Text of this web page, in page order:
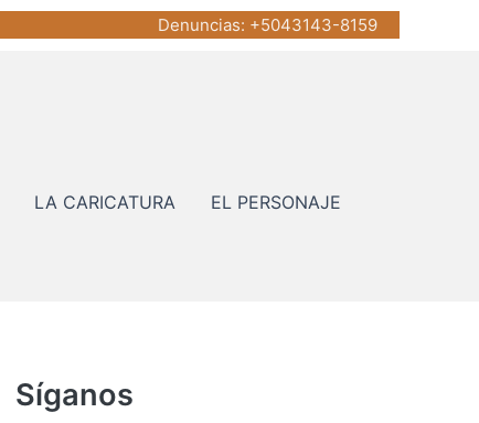
Denuncias: +5043143-8159
LA CARICATURA EL PERSONAJE
Síganos